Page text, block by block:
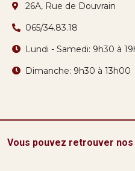
26A, Rue de Douvrain
065/34.83.18
Lundi - Samedi: 9h30 à
Dimanche: 9h30 à 13h00
Vous pouvez retrouver